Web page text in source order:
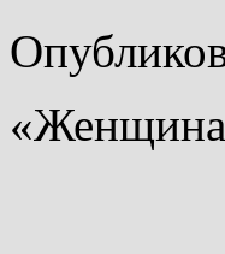
«Женщина